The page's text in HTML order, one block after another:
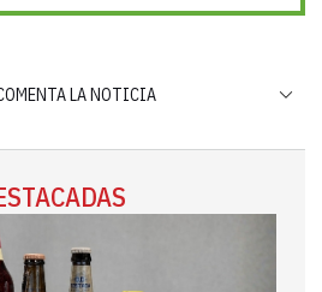
LA NOTICIA